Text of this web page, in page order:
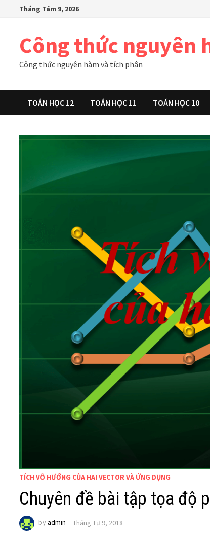
Tháng Tám 9, 2026
Công thức nguyên
Công thức nguyên hàm và tích phân
TOÁN HỌC 12 TOÁN HỌC 11 TOÁN HỌC 10
TÍCH VÔ HƯỚNG CỦA HAI VECTOR VÀ ỨNG DỤNG
Chuyên đề bài tập tọa độ
byadmin Tháng Tư 9, 2018